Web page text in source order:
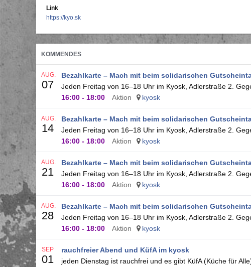
Link
https://kyo.sk
KOMMENDES
Bezahlkarte – Mach mit beim solidarischen
Jeden Freitag von 16–18 Uhr im Kyosk, Adlerstraße 2.
16:00 - 18:00 Aktion kyosk
AUG.
07
Bezahlkarte – Mach mit beim solidarischen
Jeden Freitag von 16–18 Uhr im Kyosk, Adlerstraße 2.
16:00 - 18:00 Aktion kyosk
AUG.
14
Bezahlkarte – Mach mit beim solidarischen
Jeden Freitag von 16–18 Uhr im Kyosk, Adlerstraße 2.
16:00 - 18:00 Aktion kyosk
AUG.
21
Bezahlkarte – Mach mit beim solidarischen
Jeden Freitag von 16–18 Uhr im Kyosk, Adlerstraße 2.
16:00 - 18:00 Aktion kyosk
AUG.
28
rauchfreier Abend und KüfA im kyosk
jeden Dienstag ist rauchfrei und es gibt KüfA (Küche für
SEP
01